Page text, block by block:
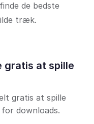
de bedste
træk.
gratis at spille
gratis at spille
downloads.